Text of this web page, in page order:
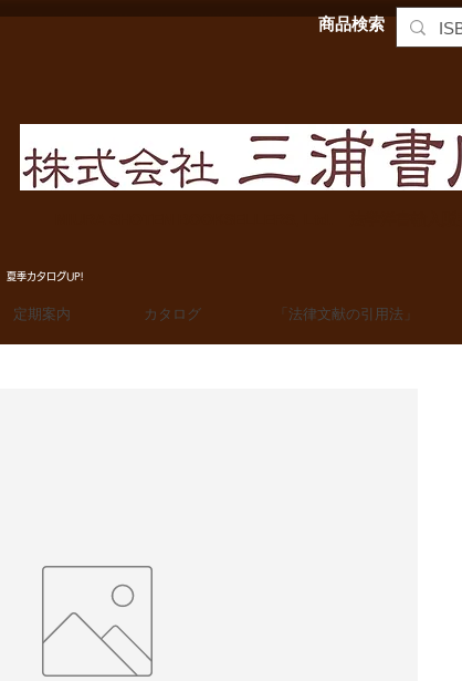
商品検索
夏季カタログUP!
定期案内 カタログ 「法律文献の引用法」